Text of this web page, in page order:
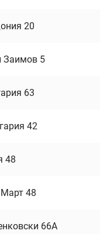
20
Заимов 5
63
42
48
48
66А